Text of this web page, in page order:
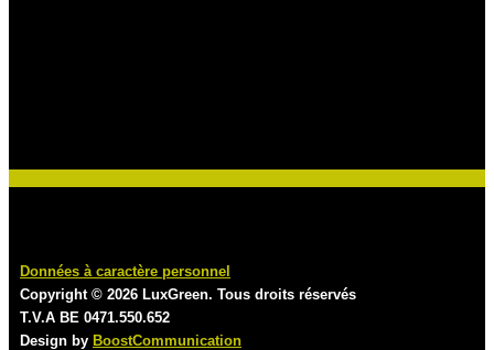
Données à caractère personnel
Copyright © 2026 LuxGreen. Tous droits réservés
T.V.A BE 0471.550.652
Design by BoostCommunication